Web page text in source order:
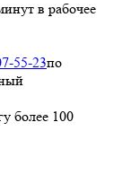
в рабочее
55-23по
более 100